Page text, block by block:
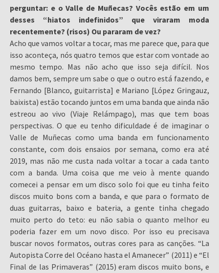
perguntar: e o Valle de Muñecas? Vocês estão em um
desses “hiatos indefinidos” que viraram moda
recentemente? (risos) Ou pararam de vez?
Acho que vamos voltar a tocar, mas me parece que, para que
isso aconteça, nós quatro temos que estar com vontade ao
mesmo tempo. Mas não acho que isso seja difícil. Nos
damos bem, sempre um sabe o que o outro está fazendo, e
Fernando [Blanco, guitarrista] e Mariano [López Gringauz,
baixista) estão tocando juntos em uma banda que ainda não
estreou ao vivo (Viaje Relámpago), mas que tem boas
perspectivas. O que eu tenho dificuldade é de imaginar o
Valle de Muñecas como uma banda em funcionamento
constante, com dois ensaios por semana, como era até
2019, mas não me custa nada voltar a tocar a cada tanto
com a banda. Uma coisa que me veio à mente quando
comecei a pensar em um disco solo foi que eu tinha feito
discos muito bons com a banda, e que para o formato de
duas guitarras, baixo e bateria, a gente tinha chegado
muito perto do teto: eu não sabia o quanto melhor eu
poderia fazer em um novo disco. Por isso eu precisava
buscar novos formatos, outras cores para as canções. “La
Autopista Corre del Océano hasta el Amanecer” (2011) e “El
Final de las Primaveras” (2015) eram discos muito bons, e